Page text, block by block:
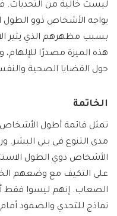
ليست خالية من التحديات.
يواجه الأشخاص ذوو الطول
بسبب مظهرهم الذي يثير
هذه الميزة مصدرًا
حول القضايا الصحية
الخاتمة
تمثل قائمة أطول
مدى التنوع في بني البشر.
الأشخاص ذوي الطول
على التكيف مع وضعهم
الصعاب. إنهم ليسوا فقط
نماذج للتحدي والصمود